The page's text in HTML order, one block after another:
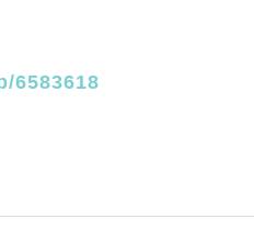
6583618